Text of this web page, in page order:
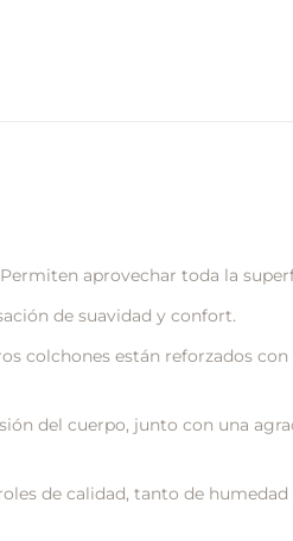
aprovechar toda la
de suavidad y confort.
colchones están reforzados
del cuerpo, junto con una
de calidad, tanto de